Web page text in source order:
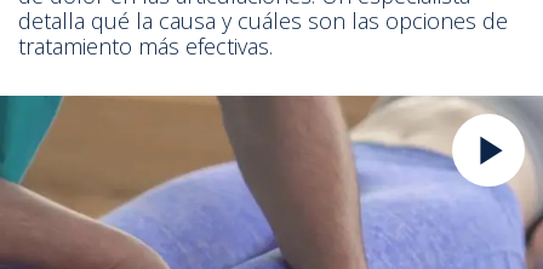
detalla qué la causa y cuáles son las opciones de
tratamiento más efectivas.